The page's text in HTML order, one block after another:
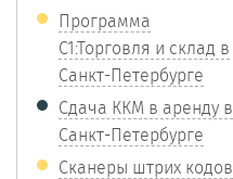
Программа
С1:Торговля и склад в
Санкт-Петербурге
Сдача ККМ в аренду в
Санкт-Петербурге
Сканеры штрих кодов